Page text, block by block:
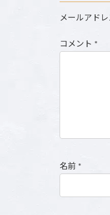
メールアド
コメント *
名前 *